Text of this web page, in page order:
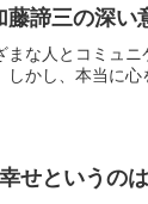
諦三の深い
まな人とコミュ
しかし、本当に
幸せという